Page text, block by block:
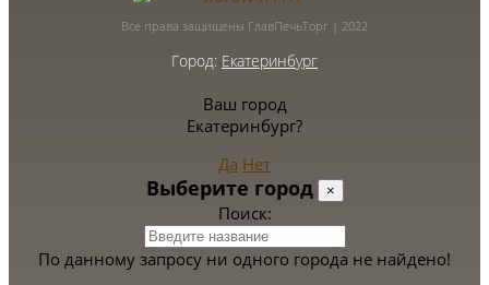
Все права защищены ГлавПечьТорг | 2022
Город: Екатеринбург
Ваш город
Екатеринбург?
Да Нет
Выберите город ×
Поиск:
По данному запросу ни одного города не найдено!